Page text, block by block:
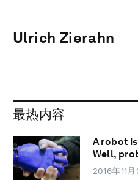
Ulrich Zierahn
最热内容
A robot
Well,
2016年11